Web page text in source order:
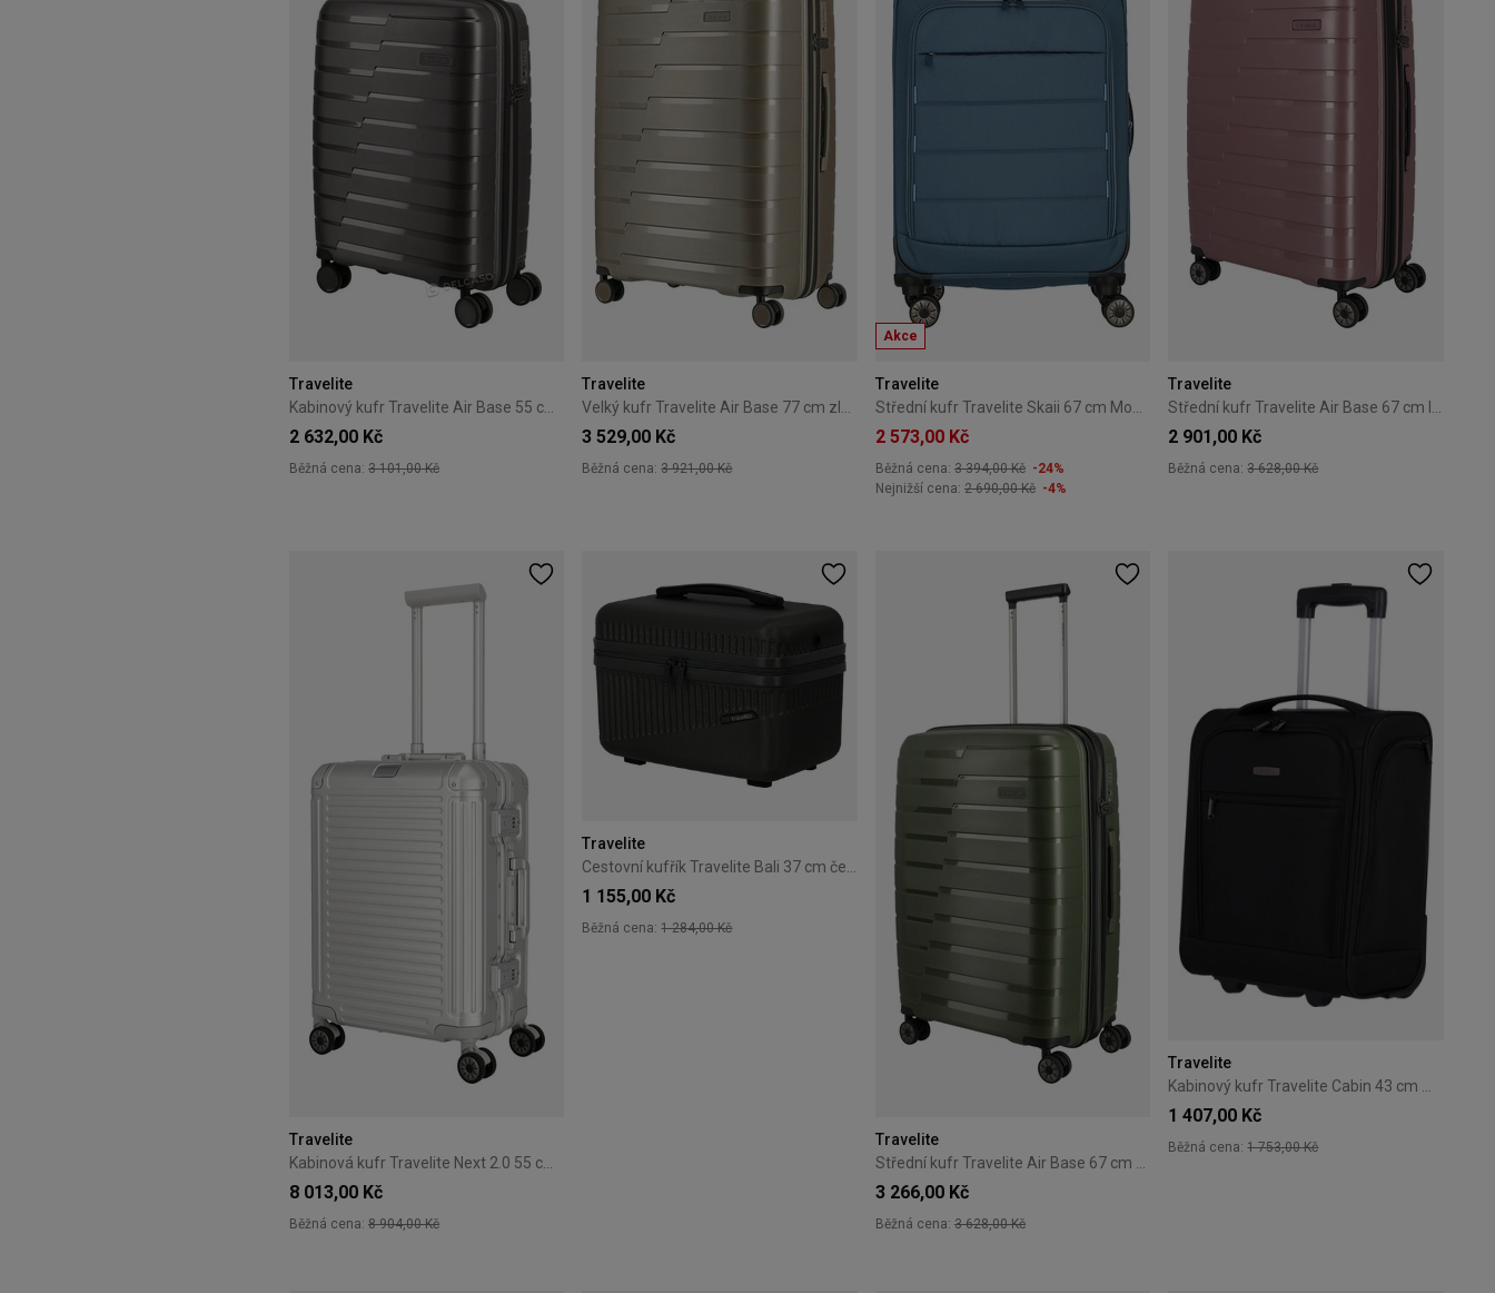
Travelite
2 632,00 Kč
Běžná cena: 3 101,00 Kč
Travelite
3 529,00 Kč
Běžná cena:3 921,00 Kč
Akce
Travelite
2 573,00 Kč
Běžná cena: 3 394,00 Kč -24%
Nejnižší cena: 2 690,00 Kč -4%
Travelite
2 901,00 Kč
Běžná cena:3 628,00 Kč
Travelite
8 013,00 Kč
Běžná cena: 8 904,00 Kč
Travelite
1 155,00 Kč
Běžná cena:1 284,00 Kč
Travelite
3 266,00 Kč
Běžná cena: 3 628,00 Kč
Travelite
1 407,00 Kč
Běžná cena:1 753,00 Kč